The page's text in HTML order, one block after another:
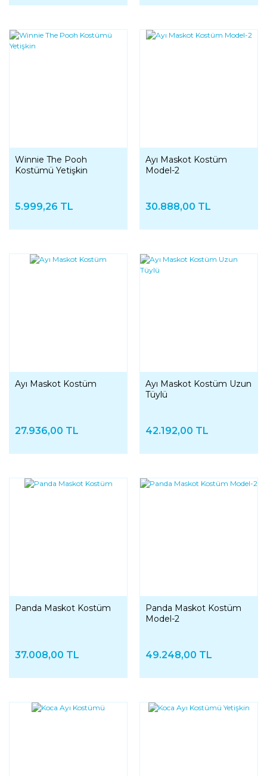
Winnie The Pooh
Kostümü Yetişkin
5.999,26 TL
Ayı Maskot Kostüm
Model-2
30.888,00 TL
Ayı Maskot Kostüm
27.936,00 TL
Ayı Maskot Kostüm Uzun
Tüylü
42.192,00 TL
Panda Maskot Kostüm
37.008,00 TL
Panda Maskot Kostüm
Model-2
49.248,00 TL